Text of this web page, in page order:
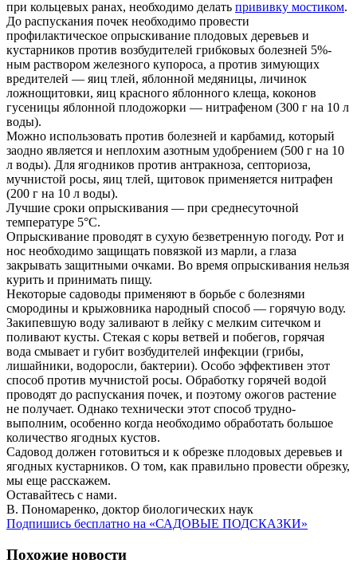
при кольцевых ранах, необходимо делать прививку мостиком.
До распускания почек необходимо провести
профилактическое опрыскивание плодовых деревьев и
кустарников против возбудителей грибковых болезней 5%-
ным раствором железного купороса, а против зимующих
вредителей — яиц тлей, яблонной медяницы, личинок
ложнощитовки, яиц красного яблонного клеща, коконов
гусеницы яблонной плодожорки — нитрафеном (300 г на 10 л
воды).
Можно использовать против болезней и карбамид, который
заодно является и неплохим азотным удобрением (500 г на 10
л воды). Для ягодников против антракноза, септориоза,
мучнистой росы, яиц тлей, щитовок применяется нитрафен
(200 г на 10 л воды).
Лучшие сроки опрыскивания — при среднесуточной
температуре 5°С.
Опрыскивание проводят в сухую безветренную погоду. Рот и
нос необходимо защищать повязкой из марли, а глаза
закрывать защитными очками. Во время опрыскивания нельзя
курить и принимать пищу.
Некоторые садоводы применяют в борьбе с болезнями
смородины и крыжовника народный способ — горячую воду.
Закипевшую воду заливают в лейку с мелким ситечком и
поливают кусты. Стекая с коры ветвей и побегов, горячая
вода смывает и губит возбудителей инфекции (грибы,
лишайники, водоросли, бактерии). Особо эффективен этот
способ против мучнистой росы. Обработку горячей водой
проводят до распускания почек, и поэтому ожогов растение
не получает. Однако технически этот способ трудно-
выполним, особенно когда необходимо обработать большое
количество ягодных кустов.
Садовод должен готовиться и к обрезке плодовых деревьев и
ягодных кустарников. О том, как правильно провести обрезку,
мы еще расскажем.
Оставайтесь с нами.
В. Пономаренко, доктор биологических наук
Подпишись бесплатно на «САДОВЫЕ ПОДСКАЗКИ»
Похожие новости